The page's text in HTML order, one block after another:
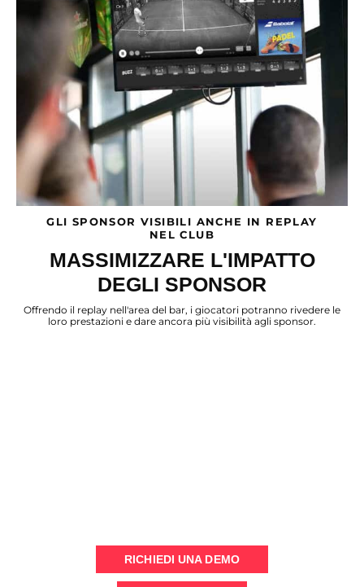
GLI SPONSOR VISIBILI ANCHE IN REPLAY
NEL CLUB
MASSIMIZZARE L'IMPATTO
DEGLI SPONSOR
Offrendo il replay nell'area del bar, i giocatori potranno rivedere le
loro prestazioni e dare ancora più visibilità agli sponsor.
RICHIEDI UNA DEMO